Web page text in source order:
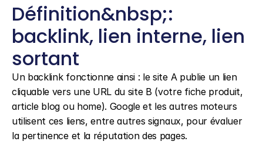
Définition&nbsp;:
backlink, lien interne, lien
sortant
Un backlink fonctionne ainsi : le site A publie un lien
cliquable vers une URL du site B (votre fiche produit,
article blog ou home). Google et les autres moteurs
utilisent ces liens, entre autres signaux, pour évaluer
la pertinence et la réputation des pages.